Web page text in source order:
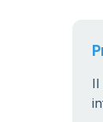
Il